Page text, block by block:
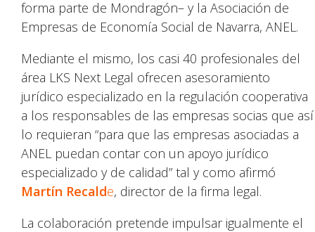
forma parte de Mondragón– y la Asociación de
Empresas de Economía Social de Navarra, ANEL.
Mediante el mismo, los casi 40 profesionales del
área LKS Next Legal ofrecen asesoramiento
jurídico especializado en la regulación cooperativa
a los responsables de las empresas socias que así
lo requieran “para que las empresas asociadas a
ANEL puedan contar con un apoyo jurídico
especializado y de calidad” tal y como afirmó
Martín Recalde, director de la firma legal.
La colaboración pretende impulsar igualmente el